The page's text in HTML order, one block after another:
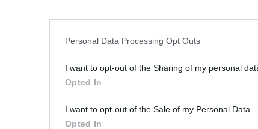
Personal Data Processing Opt Outs
I want to opt-out of the Sharing of my personal
Opted In
I want to opt-out of the Sale of my Personal Data.
Opted In
Bonus Malus Presenze a voto